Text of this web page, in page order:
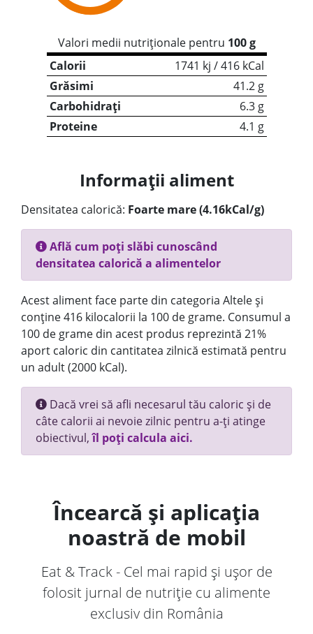
Valori medii nutriționale pentru 100 g
Calorii
1741 kj / 416 kCal
Grăsimi
41.2 g
Carbohidrați
6.3 g
Proteine
4.1 g
Informații aliment
Densitatea calorică: Foarte mare (4.16kCal/g)
Află cum poți slăbi cunoscând
densitatea calorică a alimentelor
Acest aliment face parte din categoria Altele și
conține 416 kilocalorii la 100 de grame. Consumul a
100 de grame din acest produs reprezintă 21%
aport caloric din cantitatea zilnică estimată pentru
un adult (2000 kCal).
Dacă vrei să afli necesarul tău caloric și de
câte calorii ai nevoie zilnic pentru a-ți atinge
obiectivul,îl poți calcula aici.
Încearcă și aplicația
noastră de mobil
Eat & Track - Cel mai rapid și ușor de
folosit jurnal de nutriție cu alimente
exclusiv din România